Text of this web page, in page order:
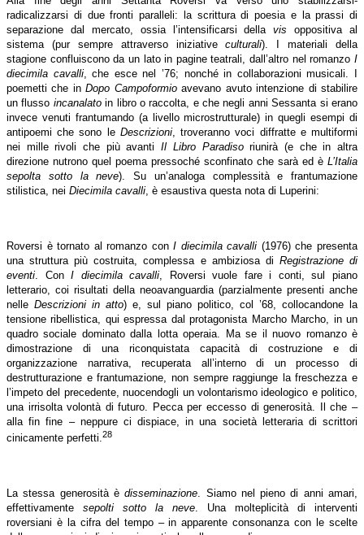
radicalizzarsi di due fronti paralleli: la scrittura di poesia e la prassi di
separazione dal mercato, ossia l’intensificarsi dellavisoppositiva al
sistema (pur sempre attraverso iniziativeculturali). I materiali della
stagione confluiscono da un lato in pagine teatrali, dall’altro nel romanzo I
diecimila cavalli, che esce nel ’76; nonché in collaborazioni musicali. I
poemetti che inDopo Campoformioavevano avuto intenzione di stabilire
un flusso incanalatoin libro o raccolta, e che negli anni Sessanta si erano
invece venuti frantumando (a livello microstrutturale) in quegli esempi di
antipoemi che sono le Descrizioni, troveranno voci diffratte e multiformi
nei mille rivoli che più avantiIl Libro Paradisoriunirà (e che in altra
direzione nutrono quel poema pressoché sconfinato che sarà ed è L’Italia
sepolta sotto la neve). Su un’analoga complessità e frantumazione
stilistica, nei Diecimila cavalli, è esaustiva questa nota di Luperini:
Roversi è tornato al romanzo conI diecimila cavalli (1976) che presenta
una struttura più costruita, complessa e ambiziosa di Registrazione di
eventi. ConI diecimila cavalli, Roversi vuole fare i conti, sul piano
letterario, coi risultati della neoavanguardia (parzialmente presenti anche
nelle Descrizioni in atto) e, sul piano politico, col ’68, collocandone la
tensione ribellistica, qui espressa dal protagonista Marcho Marcho, in un
quadro sociale dominato dalla lotta operaia. Ma se il nuovo romanzo è
dimostrazione di una riconquistata capacità di costruzione e di
organizzazione narrativa, recuperata all’interno di un processo di
destrutturazione e frantumazione, non sempre raggiunge la freschezza e
l’impeto del precedente, nuocendogli un volontarismo ideologico e politico,
una irrisolta volontà di futuro. Pecca per eccesso di generosità. Il che –
alla fin fine – neppure ci dispiace, in una società letteraria di scrittori
cinicamente perfetti. 28
La stessa generosità èdisseminazione . Siamo nel pieno di anni amari,
effettivamente sepolti sotto la neve . Una molteplicità di interventi
roversiani è la cifra del tempo – in apparente consonanza con le scelte